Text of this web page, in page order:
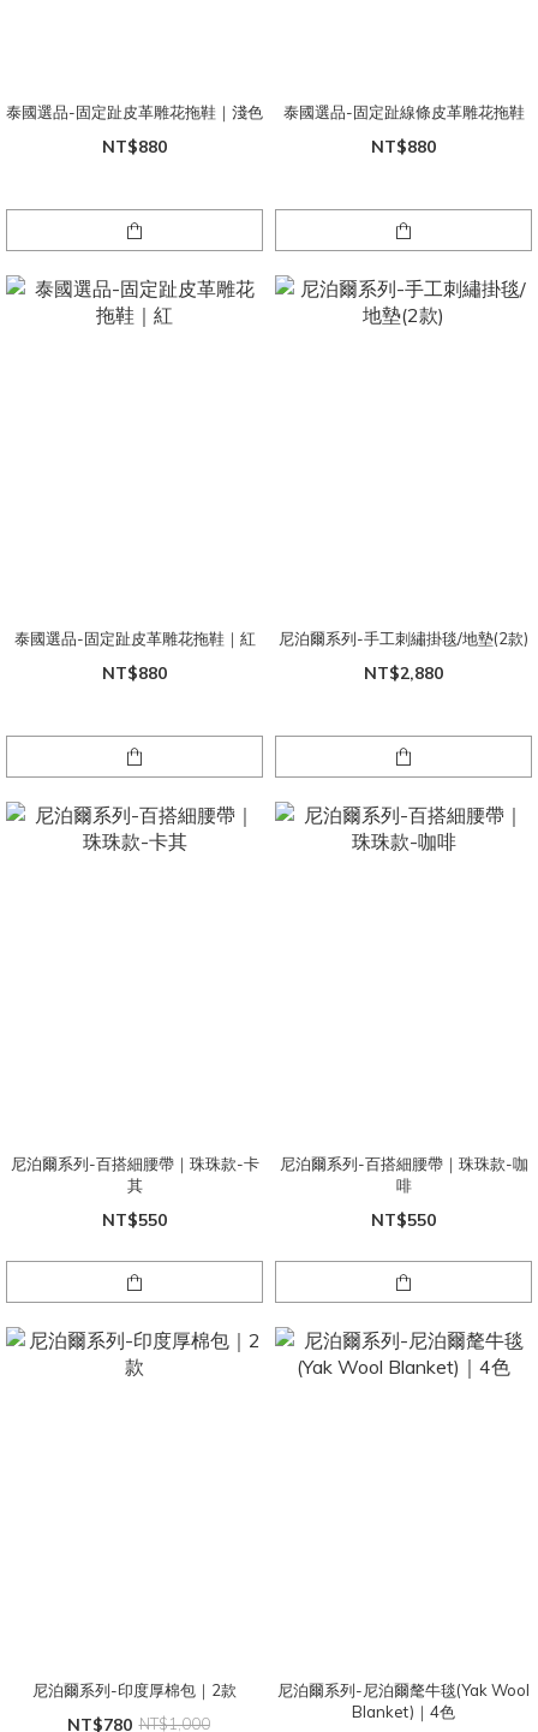
泰國選品-固定趾皮革雕花拖鞋｜淺色
NT$880
泰國選品-固定趾線條皮革雕花拖鞋
NT$880
泰國選品-固定趾皮革雕花拖鞋｜紅
NT$880
尼泊爾系列-手工刺繡掛毯/地墊(2款)
NT$2,880
尼泊爾系列-百搭細腰帶｜珠珠款-卡
其
NT$550
尼泊爾系列-百搭細腰帶｜珠珠款-咖
啡
NT$550
尼泊爾系列-印度厚棉包｜2款
NT$780 NT$1,000
尼泊爾系列-尼泊爾氂牛毯(Yak Wool
Blanket)｜4色